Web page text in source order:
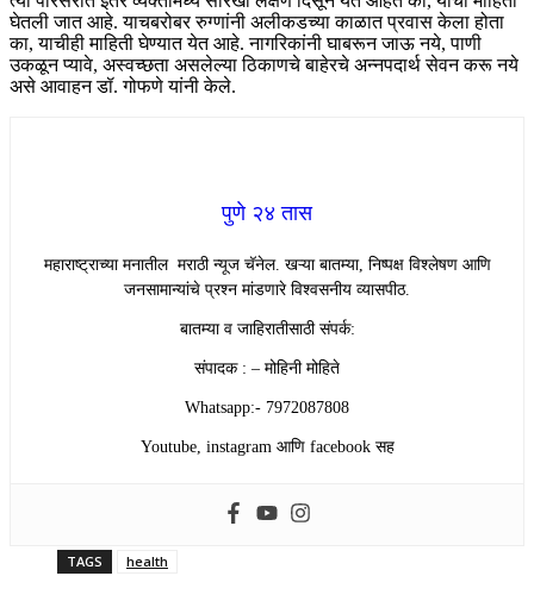
घेतली जात आहे. याचबरोबर रुग्णांनी अलीकडच्या काळात प्रवास केला होता
का, याचीही माहिती घेण्यात येत आहे. नागरिकांनी घाबरून जाऊ नये, पाणी
उकळून प्यावे, अस्वच्छता असलेल्या ठिकाणचे बाहेरचे अन्नपदार्थ सेवन करू नये
असे आवाहन डॉ. गोफणे यांनी केले.
पुणे २४ तास
महाराष्ट्राच्या मनातील मराठी न्यूज चॅनेल. खऱ्या बातम्या, निष्पक्ष विश्लेषण आणि
जनसामान्यांचे प्रश्न मांडणारे विश्वसनीय व्यासपीठ.
बातम्या व जाहिरातीसाठी संपर्क:
संपादक : – मोहिनी मोहिते
Whatsapp:- 7972087808
Youtube, instagram आणि facebook सह
TAGS health